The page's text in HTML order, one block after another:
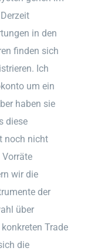
in den
finden sich
Ich
um ein
haben sie
diese
noch nicht
wir die
der
über
Trade
die